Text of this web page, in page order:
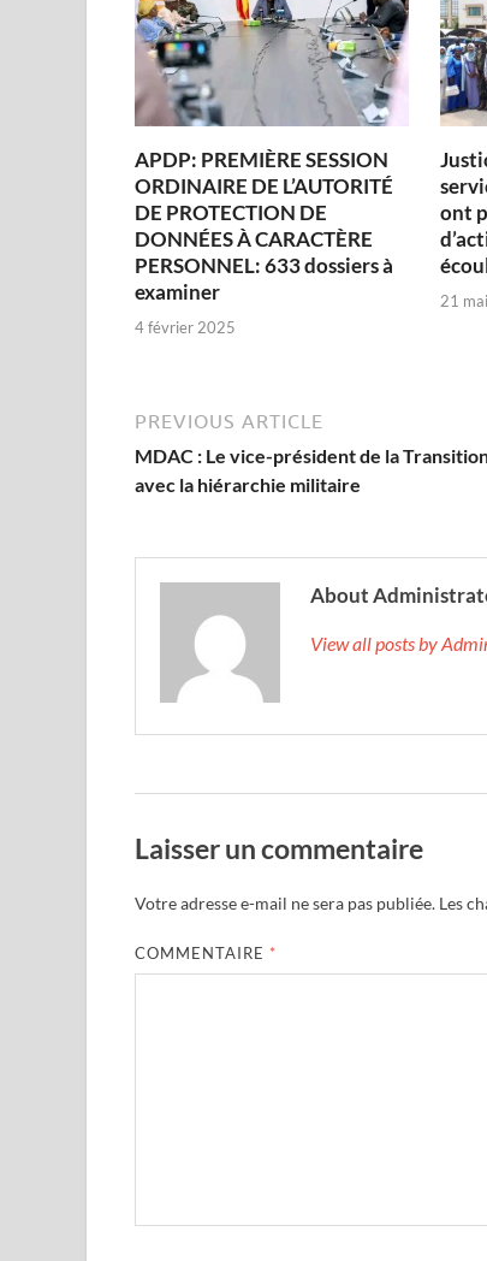
APDP: PREMIÈRE SESSION
ORDINAIRE DE L’AUTORITÉ
DE PROTECTION DE
DONNÉES À CARACTÈRE
PERSONNEL: 633 dossiers à
examiner
4 février 2025
ont
21
PREVIOUS ARTICLE
MDAC : Le vice-président de la
avec la hiérarchie militaire
About
View all posts by
Laisser un commentaire
Votre adresse e-mail ne sera pas publiée. Les
COMMENTAIRE *